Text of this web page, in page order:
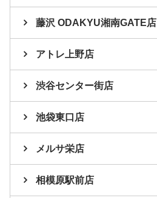
藤沢 ODAKYU湘南GATE店
アトレ上野店
渋谷センター街店
池袋東口店
メルサ栄店
相模原駅前店